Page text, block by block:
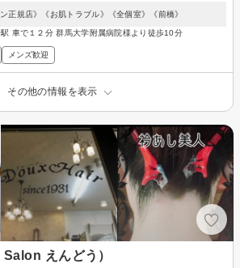
正規店》《お肌トラブル》《全個室》《前橋》
車で１２分 群馬大学附属病院様より徒歩10分
メンズ歓迎
その他の情報を表示
えんどう）